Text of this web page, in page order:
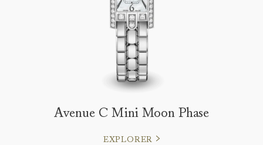
Avenue C Mini Moon Phase
EXPLORER